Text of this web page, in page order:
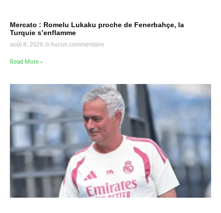
Mercato : Romelu Lukaku proche de Fenerbahçe, la
Turquie s’enflamme
août 8, 2026 Aucun commentaire
Read More »